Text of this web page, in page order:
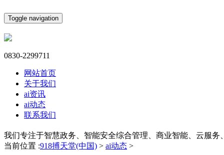
Toggle navigation
0830-2299711
网站首页
关于我们
ai资讯
ai动态
联系我们
我们专注于智慧政务、智能安全综合管理、商业智能、云服务
当前位置 :918搏天堂(中国) > ai动态 >